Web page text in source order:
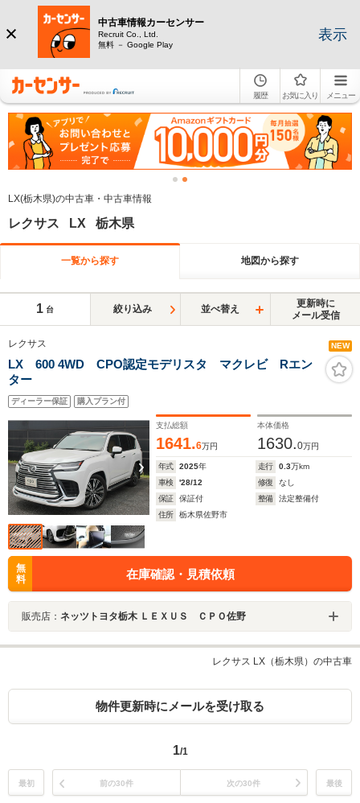
中古車情報カーセンサー
Recruit Co., Ltd.
無料 － Google Play
表示
履歴 お気に入り メニュー
LX(栃木県)の中古車・中古車情報
レクサス LX 栃木県
一覧から探す 地図から探す
1 台 絞り込み 並べ替え
更新時に
メール受信
レクサス NEW
LX 600 4WD CPO認定モデリスタ マクレビ Rエン
ター
ディーラー保証 購入プラン付
支払総額
1641.6万円
本体価格
1630.0万円
年式 2025年 走行 0.3万km
車検
'28/12 修復
なし
保証
保証付 整備
法定整備付
住所
栃木県佐野市
無
料
在庫確認・見積依頼
販売店： ネッツトヨタ栃木 ＬＥＸＵＳ ＣＰＯ佐野
レクサス LX（栃木県）の中古車
物件更新時にメールを受け取る
1/1
最初 前の30件 次の30件 最後